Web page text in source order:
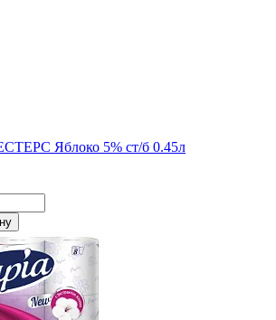
Яблоко 5% ст/б 0.45л